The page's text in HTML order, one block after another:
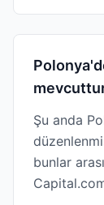
Şu anda
bunlar